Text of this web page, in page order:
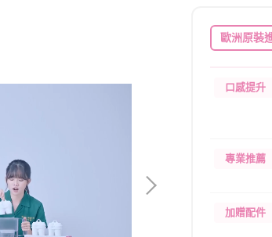
歐洲原裝
口感提升
專業推薦
加贈配件